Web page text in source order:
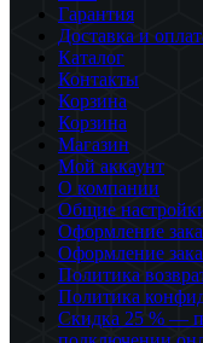
Гарантия
Доставка и
Каталог
Контакты
Корзина
Корзина
Магазин
Мой аккаунт
О компании
Общие
Оформление
Оформление
Политика
Политика
Скидка 25 % —